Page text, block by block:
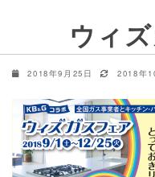
ウィ
2018年9月25日 2018年